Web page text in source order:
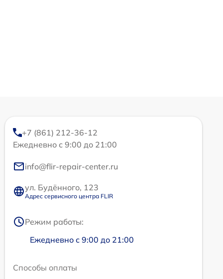
+7 (861) 212-36-12
Ежедневно с 9:00 до 21:00
info@flir-repair-center.ru
ул. Будённого, 123
Адрес сервисного центра FLIR
Режим работы:
Ежедневно с 9:00 до 21:00
Способы оплаты